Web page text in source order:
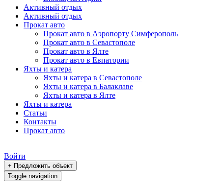
Активный отдых
Активный отдых
Прокат авто
Прокат авто в Аэропорту Симферополь
Прокат авто в Севастополе
Прокат авто в Ялте
Прокат авто в Евпатории
Яхты и катера
Яхты и катера в Севастополе
Яхты и катера в Балаклаве
Яхты и катера в Ялте
Яхты и катера
Статьи
Контакты
Прокат авто
Войти
+ Предложить объект
Toggle navigation